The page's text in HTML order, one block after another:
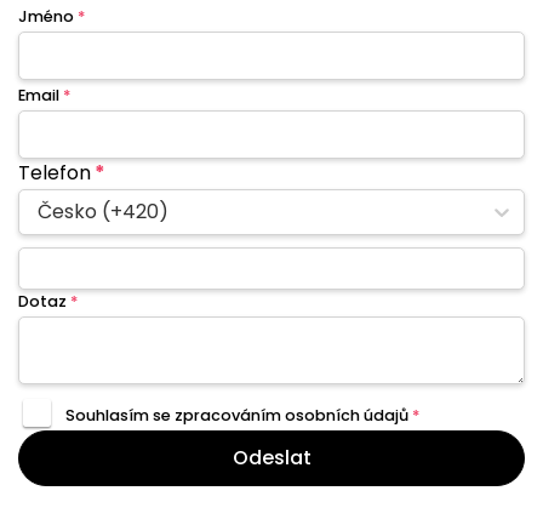
Jméno *
Email *
Telefon*
Česko (+420)
Dotaz *
Souhlasím se zpracovánímosobních údajů *
Odeslat